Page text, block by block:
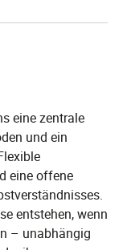
eine zentrale
und ein
eine offene
entstehen, wenn
– unabhängig